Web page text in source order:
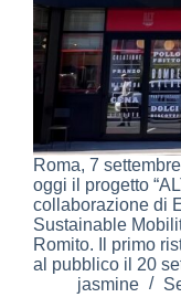
Roma, 7
oggi il progetto
collaborazione di
Sustainable
Romito. Il primo
al pubblico il 20
jasmine